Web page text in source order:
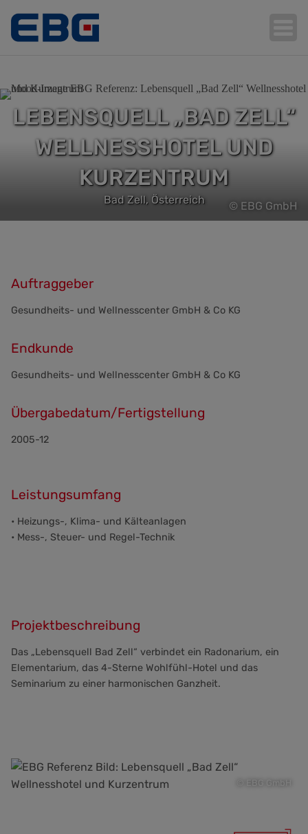
Hauptnavigation
LEBENSQUELL „BAD ZELL“
WELLNESSHOTEL UND
KURZENTRUM
Bad Zell, Österreich © EBG GmbH
Auftraggeber
Gesundheits- und Wellnesscenter GmbH & Co KG
Endkunde
Gesundheits- und Wellnesscenter GmbH & Co KG
Übergabedatum/Fertigstellung
2005-12
Leistungsumfang
• Heizungs-, Klima- und Kälteanlagen
• Mess-, Steuer- und Regel-Technik
Projektbeschreibung
Das „Lebensquell Bad Zell“ verbindet ein Radonarium, ein
Elementarium, das 4-Sterne Wohlfühl-Hotel und das
Seminarium zu einer harmonischen Ganzheit.
© EBG GmbH